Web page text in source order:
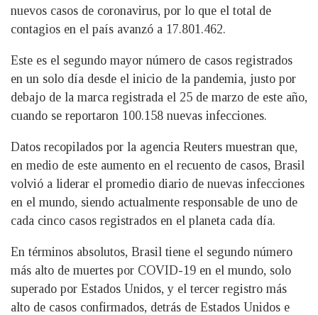
nuevos casos de coronavirus, por lo que el total de
contagios en el país avanzó a 17.801.462.
Este es el segundo mayor número de casos registrados
en un solo día desde el inicio de la pandemia, justo por
debajo de la marca registrada el 25 de marzo de este año,
cuando se reportaron 100.158 nuevas infecciones.
Datos recopilados por la agencia Reuters muestran que,
en medio de este aumento en el recuento de casos, Brasil
volvió a liderar el promedio diario de nuevas infecciones
en el mundo, siendo actualmente responsable de uno de
cada cinco casos registrados en el planeta cada día.
En términos absolutos, Brasil tiene el segundo número
más alto de muertes por COVID-19 en el mundo, solo
superado por Estados Unidos, y el tercer registro más
alto de casos confirmados, detrás de Estados Unidos e